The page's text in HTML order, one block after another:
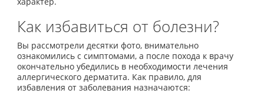
Как избавиться от болезни?
Вы рассмотрели десятки фото, внимательно
ознакомились с симптомами, а после похода к врачу
окончательно убедились в необходимости лечения
аллергического дерматита. Как правило, для
избавления от заболевания назначаются: